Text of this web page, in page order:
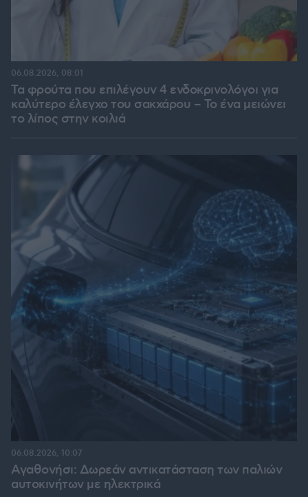
Τα φρούτα που επιλέγουν 4 ενδοκρινολόγοι για
καλύτερο έλεγχο του σακχάρου – Το ένα μειώνει
το λίπος στην κοιλιά
06.08.2026, 08:01
Αγαθονήσι: Δωρεάν αντικατάσταση των παλιών
αυτοκινήτων με ηλεκτρικά
06.08.2026, 10:07